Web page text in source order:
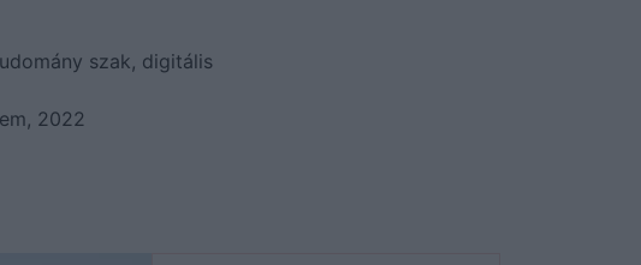
szak, digitális
2022